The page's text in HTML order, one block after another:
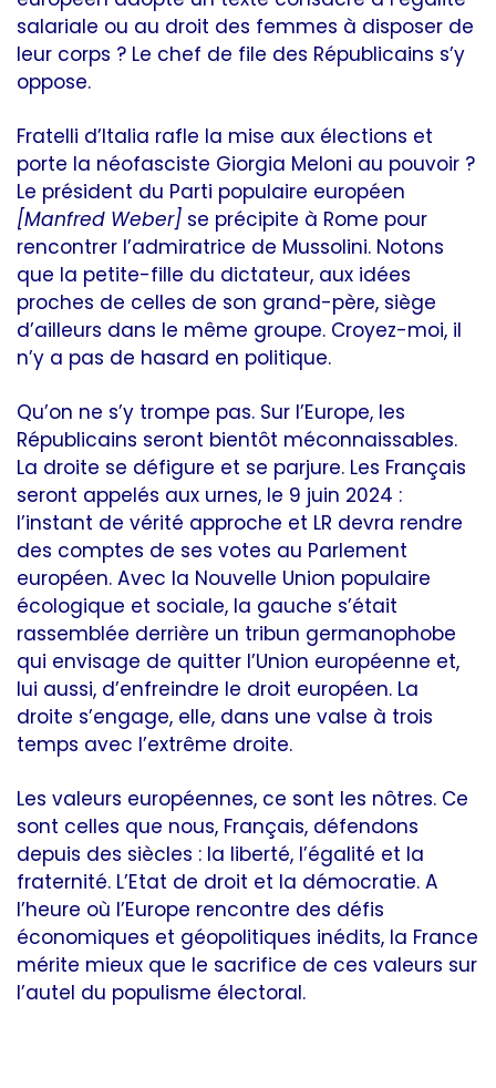
salariale ou au droit des femmes à disposer de
leur corps ? Le chef de file des Républicains s’y
oppose.
Fratelli d’Italia rafle la mise aux élections et
porte la néofasciste Giorgia Meloni au pouvoir ?
Le président du Parti populaire européen
[Manfred Weber] se précipite à Rome pour
rencontrer l’admiratrice de Mussolini. Notons
que la petite-fille du dictateur, aux idées
proches de celles de son grand-père, siège
d’ailleurs dans le même groupe. Croyez-moi, il
n’y a pas de hasard en politique.
Qu’on ne s’y trompe pas. Sur l’Europe, les
Républicains seront bientôt méconnaissables.
La droite se défigure et se parjure. Les Français
seront appelés aux urnes, le 9 juin 2024 :
l’instant de vérité approche et LR devra rendre
des comptes de ses votes au Parlement
européen. Avec la Nouvelle Union populaire
écologique et sociale, la gauche s’était
rassemblée derrière un tribun germanophobe
qui envisage de quitter l’Union européenne et,
lui aussi, d’enfreindre le droit européen. La
droite s’engage, elle, dans une valse à trois
temps avec l’extrême droite.
Les valeurs européennes, ce sont les nôtres. Ce
sont celles que nous, Français, défendons
depuis des siècles : la liberté, l’égalité et la
fraternité. L’Etat de droit et la démocratie. A
l’heure où l’Europe rencontre des défis
économiques et géopolitiques inédits, la France
mérite mieux que le sacrifice de ces valeurs sur
l’autel du populisme électoral.